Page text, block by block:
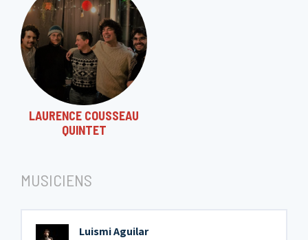
LAURENCE COUSSEAU
QUINTET
MUSICIENS
Luismi Aguilar